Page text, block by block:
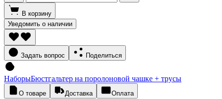
В корзину
Уведомить о наличии
Задать вопрос Поделиться
НаборыБюстгальтер на поролоновой чашке + трусы
О товаре Доставка Оплата